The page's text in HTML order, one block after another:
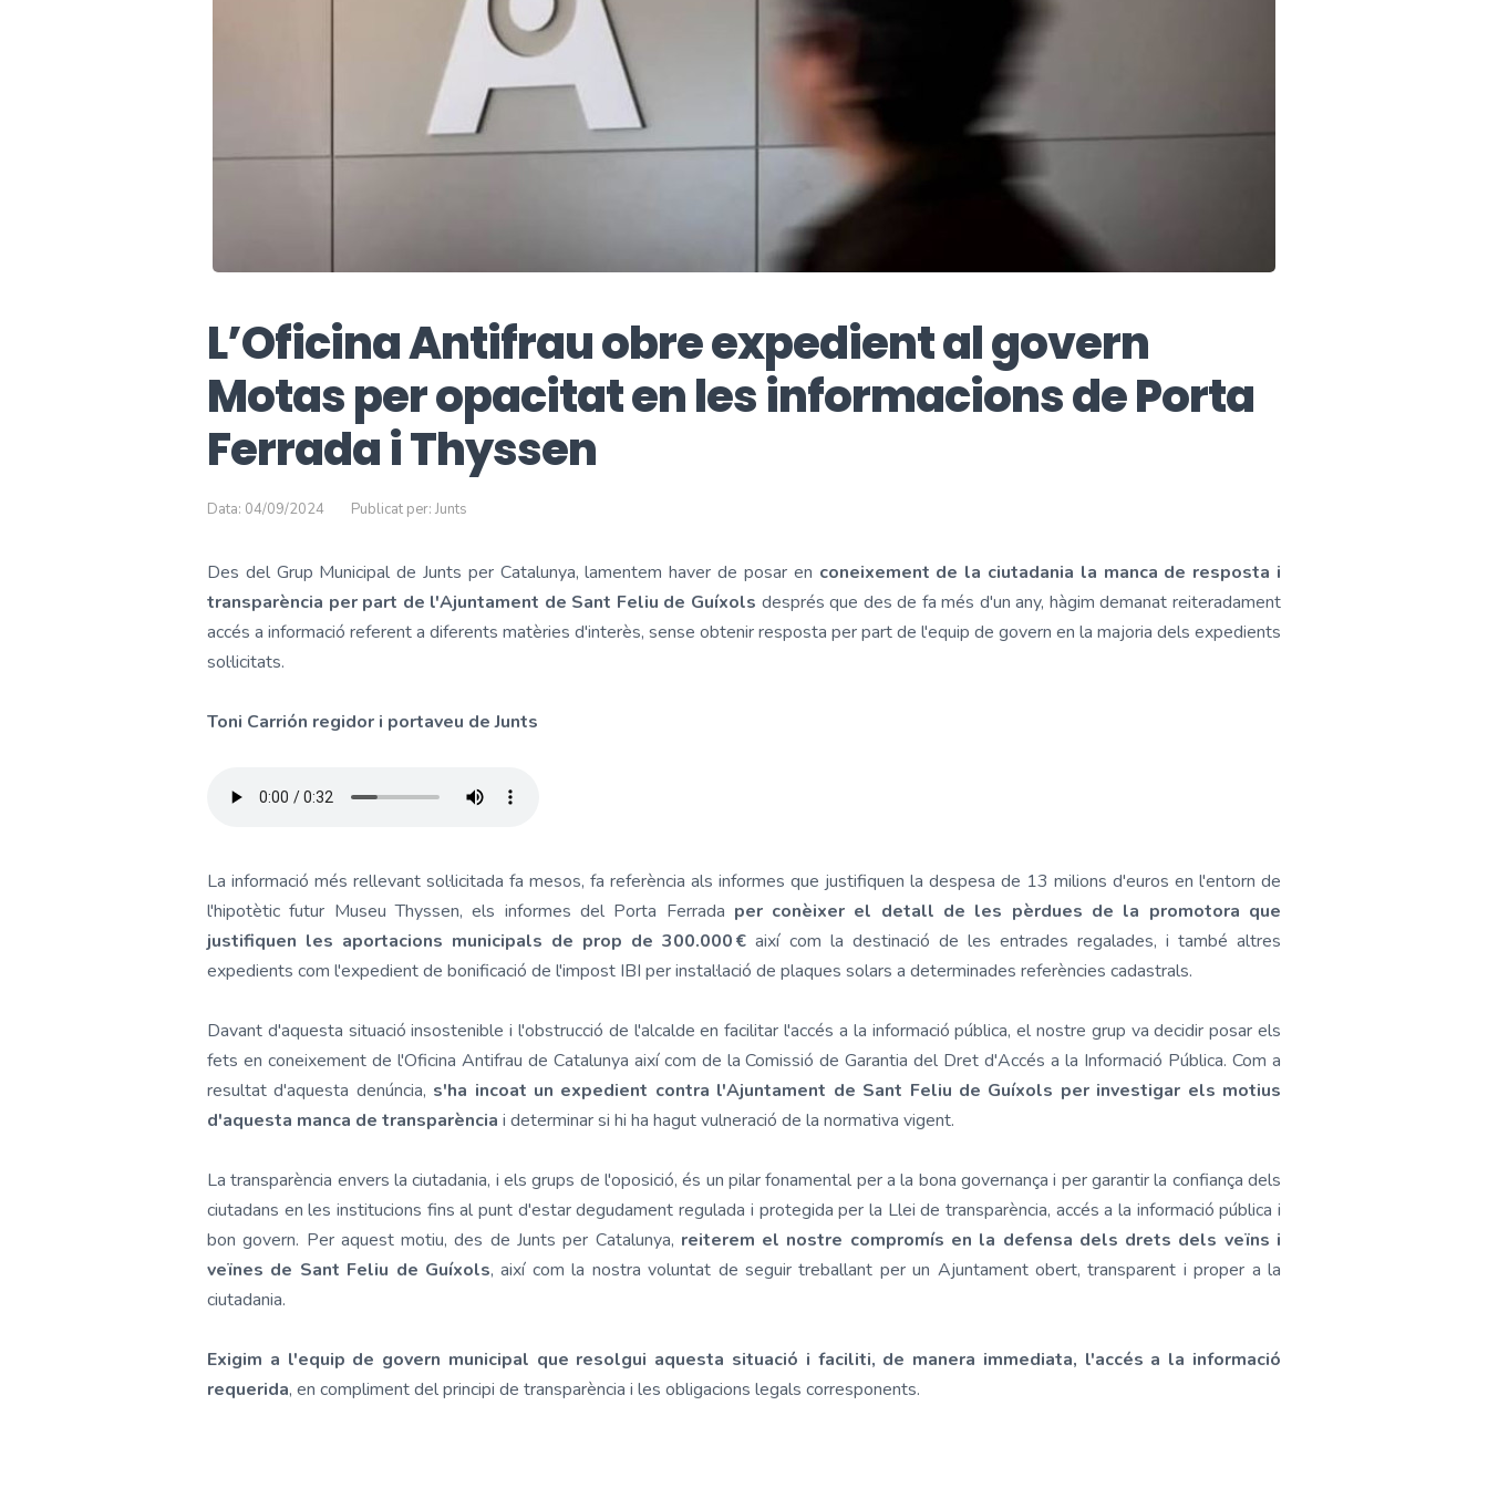
L’Oficina Antifrau obre expedient al govern
Motas per opacitat en les informacions de Porta
Ferrada i Thyssen
Data: 04/09/2024 Publicat per: Junts
Des del Grup Municipal de Junts per Catalunya, lamentem haver de posar en coneixement de la ciutadania la manca de resposta i
transparència per part de l'Ajuntament de Sant Feliu de Guíxols després que des de fa més d'un any, hàgim demanat reiteradament
accés a informació referent a diferents matèries d'interès, sense obtenir resposta per part de l'equip de govern en la majoria dels expedients
sol·licitats.
Toni Carrión regidor i portaveu de Junts
La informació més rellevant sol·licitada fa mesos, fa referència als informes que justifiquen la despesa de 13 milions d'euros en l'entorn de
l'hipotètic futur Museu Thyssen, els informes del Porta Ferrada per conèixer el detall de les pèrdues de la promotora que
justifiquen les aportacions municipals de prop de 300.000 € així com la destinació de les entrades regalades, i també altres
expedients com l'expedient de bonificació de l'impost IBI per instal·lació de plaques solars a determinades referències cadastrals.
Davant d'aquesta situació insostenible i l'obstrucció de l'alcalde en facilitar l'accés a la informació pública, el nostre grup va decidir posar els
fets en coneixement de l'Oficina Antifrau de Catalunya així com de la Comissió de Garantia del Dret d'Accés a la Informació Pública. Com a
resultat d'aquesta denúncia, s'ha incoat un expedient contra l'Ajuntament de Sant Feliu de Guíxols per investigar els motius
d'aquesta manca de transparència i determinar si hi ha hagut vulneració de la normativa vigent.
La transparència envers la ciutadania, i els grups de l'oposició, és un pilar fonamental per a la bona governança i per garantir la confiança dels
ciutadans en les institucions fins al punt d'estar degudament regulada i protegida per la Llei de transparència, accés a la informació pública i
bon govern. Per aquest motiu, des de Junts per Catalunya, reiterem el nostre compromís en la defensa dels drets dels veïns i
veïnes de Sant Feliu de Guíxols, així com la nostra voluntat de seguir treballant per un Ajuntament obert, transparent i proper a la
ciutadania.
Exigim a l'equip de govern municipal que resolgui aquesta situació i faciliti, de manera immediata, l'accés a la informació
requerida, en compliment del principi de transparència i les obligacions legals corresponents.